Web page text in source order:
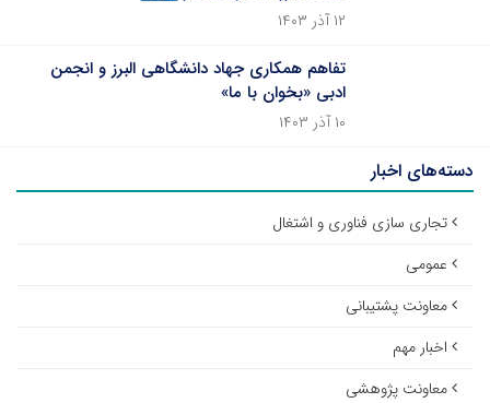
۱۲ آذر ۱۴۰۳
تفاهم همکاری جهاد دانشگاهی البرز و انجمن
ادبی «بخوان با ما»
۱۰ آذر ۱۴۰۳
دسته‌های اخبار
تجاری سازی فناوری و اشتغال
عمومی
معاونت پشتیبانی
اخبار مهم
معاونت پژوهشی